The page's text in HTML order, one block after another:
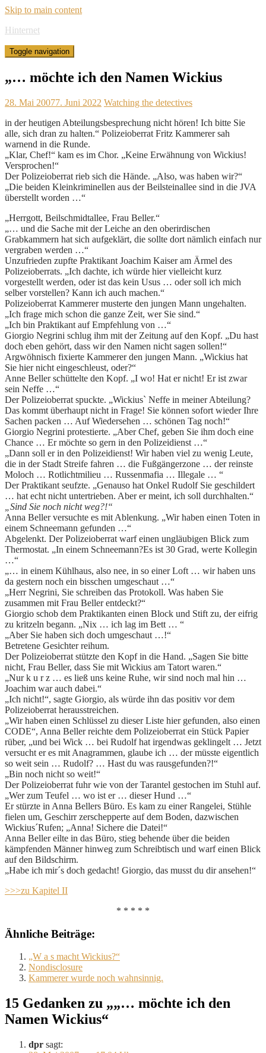
Skip to main content
Hinternet
Toggle navigation
„… möchte ich den Namen Wickius
28. Mai 20077. Juni 2022 Watching the detectives
in der heutigen Abteilungsbesprechung nicht hören! Ich bitte Sie
alle, sich dran zu halten.“ Polizeioberrat Fritz Kammerer sah
warnend in die Runde.
„Klar, Chef!“ kam es im Chor. „Keine Erwähnung von Wickius!
Versprochen!“
Der Polizeioberrat rieb sich die Hände. „Also, was haben wir?“
„Die beiden Kleinkriminellen aus der Beilsteinallee sind in die JVA
überstellt worden …“
„Herrgott, Beilschmidtallee, Frau Beller.“
„… und die Sache mit der Leiche an den oberirdischen
Grabkammern hat sich aufgeklärt, die sollte dort nämlich einfach nur
vergraben werden …“
Unzufrieden zupfte Praktikant Joachim Kaiser am Ärmel des
Polizeioberrats. „Ich dachte, ich würde hier vielleicht kurz
vorgestellt werden, oder ist das kein Usus … oder soll ich mich
selber vorstellen? Kann ich auch machen.“
Polizeioberrat Kammerer musterte den jungen Mann ungehalten.
„Ich frage mich schon die ganze Zeit, wer Sie sind.“
„Ich bin Praktikant auf Empfehlung von …“
Giorgio Negrini schlug ihm mit der Zeitung auf den Kopf. „Du hast
doch eben gehört, dass wir den Namen nicht sagen sollen!“
Argwöhnisch fixierte Kammerer den jungen Mann. „Wickius hat
Sie hier nicht eingeschleust, oder?“
Anne Beller schüttelte den Kopf. „I wo! Hat er nicht! Er ist zwar
sein Neffe …“
Der Polizeioberrat spuckte. „Wickius` Neffe in meiner Abteilung?
Das kommt überhaupt nicht in Frage! Sie können sofort wieder Ihre
Sachen packen … Auf Wiedersehen … schönen Tag noch!“
Giorgio Negrini protestierte. „Aber Chef, geben Sie ihm doch eine
Chance … Er möchte so gern in den Polizeidienst …“
„Dann soll er in den Polizeidienst! Wir haben viel zu wenig Leute,
die in der Stadt Streife fahren … die Fußgängerzone … der reinste
Moloch … Rotlichtmilieu … Russenmafia … Illegale … “
Der Praktikant seufzte. „Genauso hat Onkel Rudolf Sie geschildert
… hat echt nicht untertrieben. Aber er meint, ich soll durchhalten.“
„Sind Sie noch nicht weg?!“
Anna Beller versuchte es mit Ablenkung. „Wir haben einen Toten in
einem Schneemann gefunden …“
Abgelenkt. Der Polizeioberrat warf einen ungläubigen Blick zum
Thermostat. „In einem Schneemann?Es ist 30 Grad, werte Kollegin
…“
„… in einem Kühlhaus, also nee, in so einer Loft … wir haben uns
da gestern noch ein bisschen umgeschaut …“
„Herr Negrini, Sie schreiben das Protokoll. Was haben Sie
zusammen mit Frau Beller entdeckt?“
Giorgio schob dem Praktikanten einen Block und Stift zu, der eifrig
zu kritzeln begann. „Nix … ich lag im Bett … “
„Aber Sie haben sich doch umgeschaut …!“
Betretene Gesichter reihum.
Der Polizeioberrat stützte den Kopf in die Hand. „Sagen Sie bitte
nicht, Frau Beller, dass Sie mit Wickius am Tatort waren.“
„Nur k u r z … es ließ uns keine Ruhe, wir sind noch mal hin …
Joachim war auch dabei.“
„Ich nicht!“, sagte Giorgio, als würde ihn das positiv vor dem
Polizeioberrat herausstreichen.
„Wir haben einen Schlüssel zu dieser Liste hier gefunden, also einen
CODE“, Anna Beller reichte dem Polizeioberrat ein Stück Papier
rüber, „und bei Wick … bei Rudolf hat irgendwas geklingelt … Jetzt
versucht er es mit Anagrammen, glaube ich … der müsste eigentlich
so weit sein … Rudolf? … Hast du was rausgefunden?!“
„Bin noch nicht so weit!“
Der Polizeioberrat fuhr wie von der Tarantel gestochen im Stuhl auf.
„Wer zum Teufel … wo ist er … dieser Hund …“
Er stürzte in Anna Bellers Büro. Es kam zu einer Rangelei, Stühle
fielen um, Geschirr zerschepperte auf dem Boden, dazwischen
Wickius´Rufen; „Anna! Sichere die Datei!“
Anna Beller eilte in das Büro, stieg behende über die beiden
kämpfenden Männer hinweg zum Schreibtisch und warf einen Blick
auf den Bildschirm.
„Habe ich mir´s doch gedacht! Giorgio, das musst du dir ansehen!“
>>>zu Kapitel II
* * * * *
Ähnliche Beiträge:
„W a s macht Wickius?“
Nondisclosure
Kammerer wurde noch wahnsinnig.
15 Gedanken zu „„… möchte ich den
Namen Wickius“
dpr sagt: